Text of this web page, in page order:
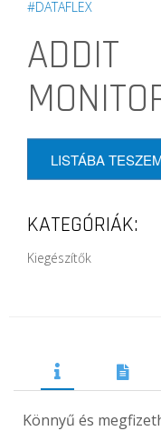
#DATAFLEX
ADDIT
LISTÁBA
KATEGÓRIÁK:
Kiegészítők
Könnyű és